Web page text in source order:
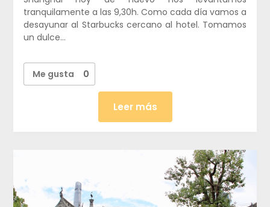
tranquilamente a las 9,30h. Como cada día vamos a
desayunar al Starbucks cercano al hotel. Tomamos
un dulce…
Me gusta 0
Leer más